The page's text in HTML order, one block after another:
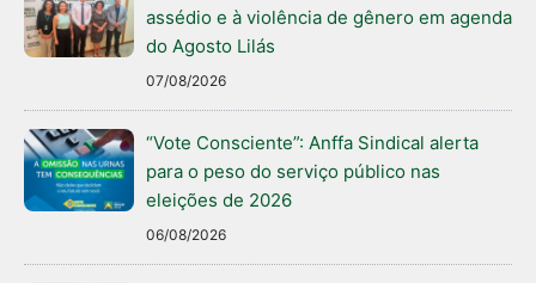
assédio e à violência de gênero em agenda
do Agosto Lilás
07/08/2026
“Vote Consciente”: Anffa Sindical alerta
para o peso do serviço público nas
eleições de 2026
06/08/2026